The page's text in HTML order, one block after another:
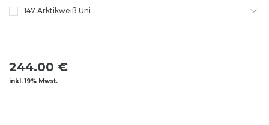
147 Arktikweiß Uni
244.00 €
inkl. 19% Mwst.